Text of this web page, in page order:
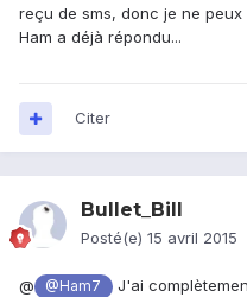
reçu de sms, donc je ne
Ham a déjà répondu...
Citer
Bullet_Bill
Posté(e) 15 avril 2015
@ @Ham7 J'ai